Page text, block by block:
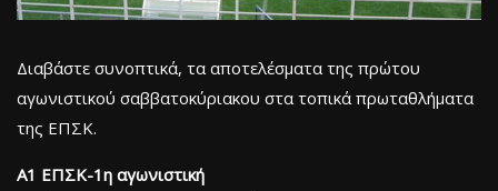
Διαβάστε συνοπτικά, τα αποτελέσματα της πρώτου
αγωνιστικού σαββατοκύριακου στα τοπικά πρωταθλήματα
της ΕΠΣΚ.
Α1 ΕΠΣΚ-1η αγωνιστική